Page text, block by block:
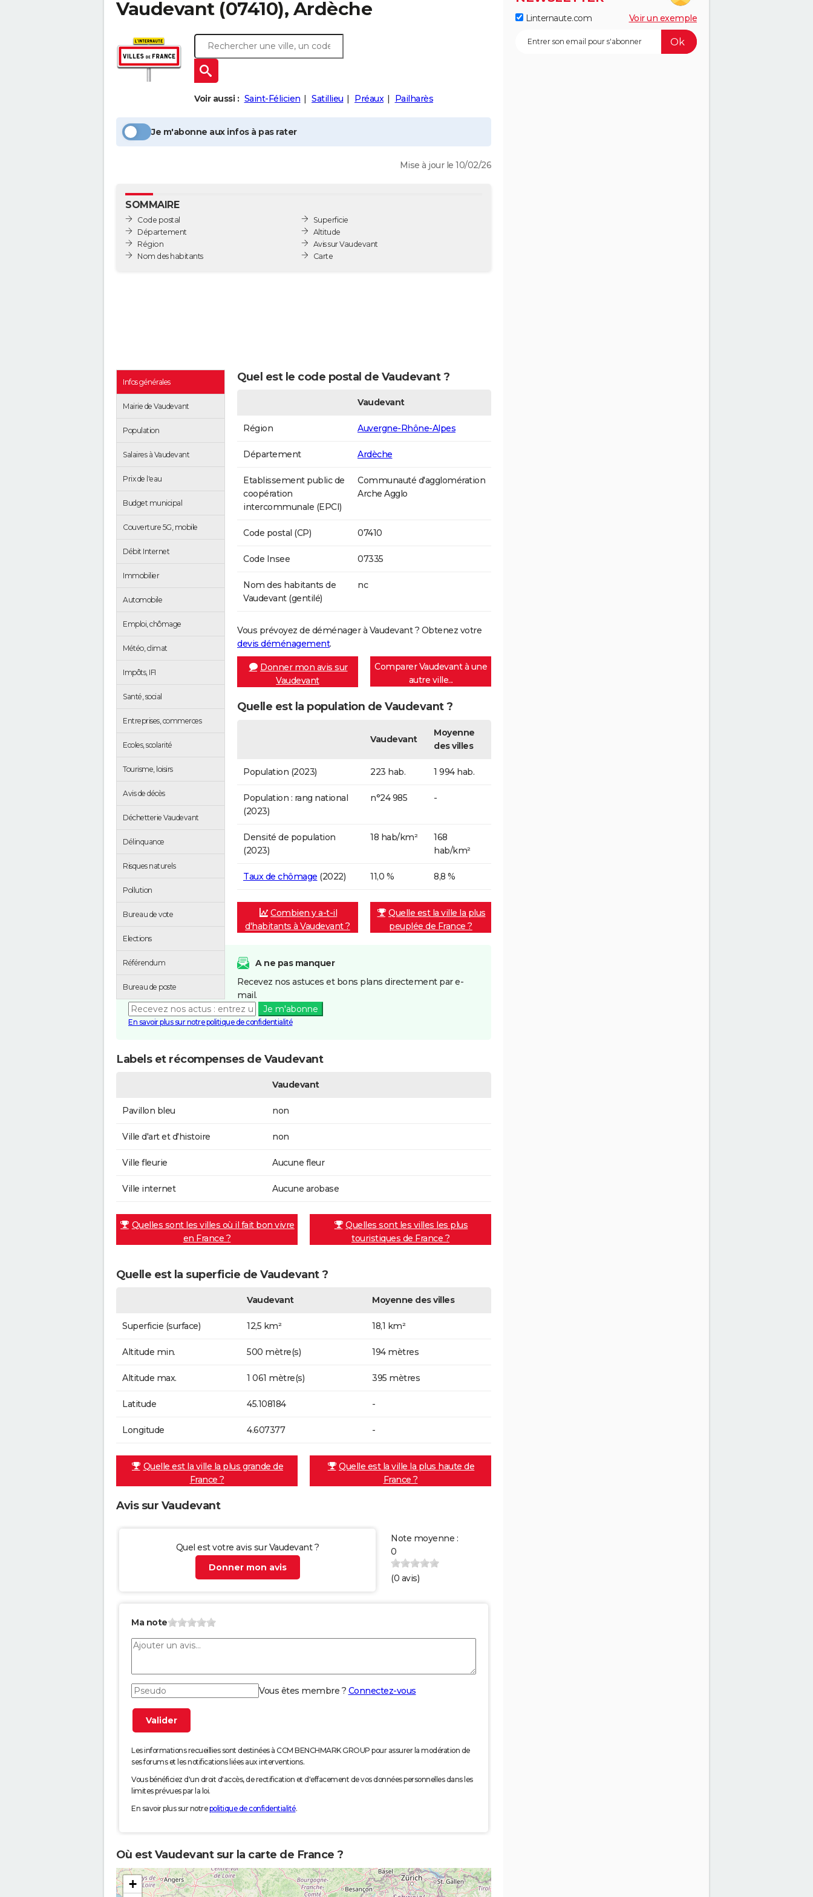
Vaudevant(07410), Ardèche
Voir aussi : Saint-Félicien Satillieu Préaux Pailharès
Je m'abonne aux infos à pas rater
Mise à jour le 10/02/26
SOMMAIRE
Code postal
Département
Région
Nom des habitants
Superficie
Altitude
Avis sur Vaudevant
Carte
Infos générales
Mairie de Vaudevant
Population
Salaires à Vaudevant
Prix de l'eau
Budget municipal
Couverture 5G, mobile
Débit Internet
Immobilier
Automobile
Emploi, chômage
Météo, climat
Impôts, IFI
Santé, social
Entreprises, commerces
Ecoles, scolarité
Tourisme, loisirs
Avis de décès
Déchetterie Vaudevant
Délinquance
Risques naturels
Pollution
Bureau de vote
Elections
Référendum
Bureau de poste
Quel est le code postal de Vaudevant ?
Vaudevant
Région Auvergne-Rhône-Alpes
Département Ardèche
Etablissement public de
coopération
intercommunale (EPCI)
Communauté d'agglomération
Arche Agglo
Code postal (CP) 07410
Code Insee 07335
Nom des habitants de
Vaudevant (gentilé)
nc
Vous prévoyez de déménager à Vaudevant ? Obtenez votre
devis déménagement.
Donner mon avis sur
Vaudevant
Comparer Vaudevant à une
autre ville...
Quelle est la population de Vaudevant ?
Vaudevant
Moyenne
des villes
Population (2023) 223 hab. 1 994 hab.
Population : rang national
(2023)
n°24 985 -
Densité de population
(2023)
18 hab/km²
168
hab/km²
Taux de chômage (2022) 11,0 % 8,8 %
Combien y a-t-il
d'habitants à Vaudevant ?
Quelle est la ville la plus
peuplée de France ?
A ne pas manquer
Recevez nos astuces et bons plans directement par e-
mail.
Je m'abonne
En savoir plus sur notre politique de confidentialité
Labels et récompenses de Vaudevant
Vaudevant
Pavillon bleu non
Ville d'art et d'histoire non
Ville fleurie Aucune fleur
Ville internet Aucune arobase
Quelles sont les villes où il fait bon vivre
en France ?
Quelles sont les villes les plus
touristiques de France ?
Quelle est la superficie de Vaudevant ?
Vaudevant Moyenne des villes
Superficie (surface) 12,5 km² 18,1 km²
Altitude min. 500 mètre(s) 194 mètres
Altitude max. 1 061 mètre(s) 395 mètres
Latitude 45.108184 -
Longitude 4.607377 -
Quelle est la ville la plus grande de
France ?
Quelle est la ville la plus haute de
France ?
Avis sur Vaudevant
Quel est votre avis sur Vaudevant ?
Donner mon avis
Note moyenne :
0
(0 avis)
Ma note
Vous êtes membre ? Connectez-vous
Les informations recueillies sont destinées à CCM BENCHMARK GROUP pour assurer la modération de
ses forums et les notifications liées aux interventions.
Vous bénéficiez d'un droit d'accès, de rectification et d'effacement de vos données personnelles dans les
limites prévues par la loi.
En savoir plus sur notrepolitique de confidentialité.
Où est Vaudevant sur la carte de France ?
+
Linternaute.com Voir un exemple